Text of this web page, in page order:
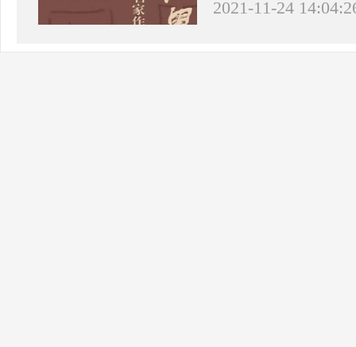
2021-11-24